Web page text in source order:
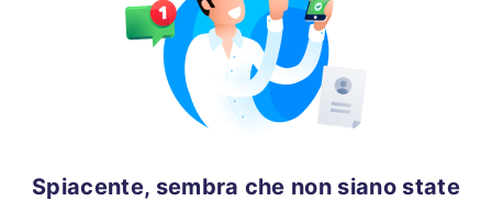
Spiacente, sembra che non siano state